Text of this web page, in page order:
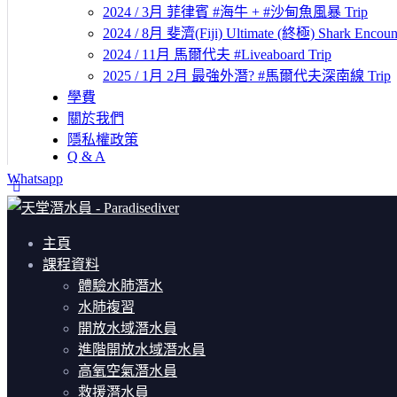
2024 / 3月 菲律賓 #海牛 + #沙甸魚風暴 Trip
2024 / 8月 斐濟(Fiji) Ultimate (終極) Shark
2024 / 11月 馬爾代夫 #Liveaboard Trip
2025 / 1月 2月 最強外潛? #馬爾代夫深南線 Trip
學費
關於我們
隱私權政策
Q & A
Whatsapp
主頁
課程資料
體驗水肺潛水
水肺複習
開放水域潛水員
進階開放水域潛水員
高氧空氣潛水員
救援潛水員